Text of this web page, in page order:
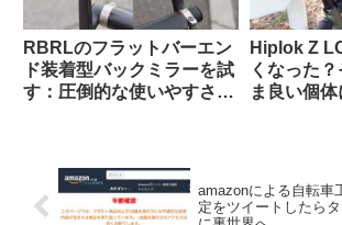
RBRLのフラットバーエン
ド装着型バックミラーを試
す：圧倒的な使いやすさと
Hiplok Z
くなった
ま良い個
amazonによる自転車
定をツイートしたら